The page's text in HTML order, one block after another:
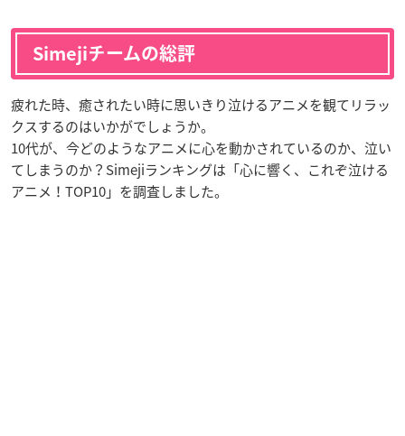
Simejiチームの総評
疲れた時、癒されたい時に思いきり泣けるアニメを観てリラッ
クスするのはいかがでしょうか。
10代が、今どのようなアニメに心を動かされているのか、泣い
てしまうのか？Simejiランキングは「心に響く、これぞ泣ける
アニメ！TOP10」を調査しました。